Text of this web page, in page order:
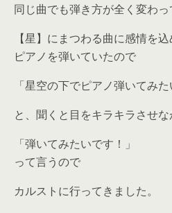
同じ曲でも弾き方が全く変わっ
【星】にまつわる曲に感情を込
ピアノを弾いていたので
「星空の下でピアノ弾いてみた
と、聞くと目をキラキラさせな
「弾いてみたいです！」
って言うので
カルストに行ってきました。